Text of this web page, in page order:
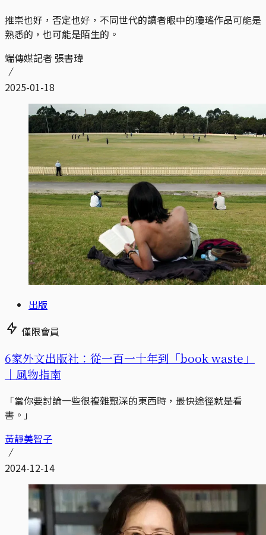
推崇也好，否定也好，不同世代的讀者眼中的瓊瑤作品可能是
熟悉的，也可能是陌生的。
端傳媒記者 張書瑋
2025-01-18
出版
僅限會員
6家外文出版社：從一百一十年到「book waste」
｜風物指南
「當你要討論一些很複雜艱深的東西時，最快途徑就是看
書。」
黃靜美智子
2024-12-14